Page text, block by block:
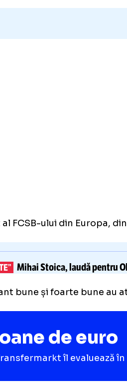
FCSB-ului din Europa,
Mihai Stoica, laudă pentru
bune și foarte bune au
de euro
îl evaluează